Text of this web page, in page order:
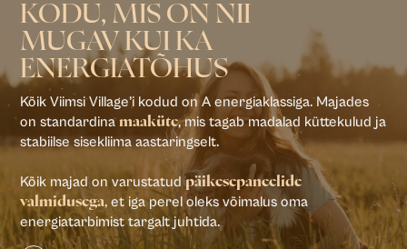
KODU, MIS ON NII
MUGAV KUI KA
ENERGIATÕHUS
Kõik Viimsi Village’i kodud on A energiaklassiga. Majades
on standardinamaaküte, mis tagab madalad küttekulud ja
stabiilse sisekliima aastaringselt.
Kõik majad on varustatudpäikesepaneelide
valmidusega, et iga perel oleks võimalus oma
energiatarbimist targalt juhtida.